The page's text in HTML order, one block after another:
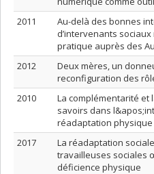
2011
Au-delà des bonnes
d’intervenants
pratique auprès des
2012
Deux mères, un
reconfiguration des
2010
La complémentarité et
savoirs dans
réadaptation physique
2017
La réadaptation
travailleuses sociales
déficience physique